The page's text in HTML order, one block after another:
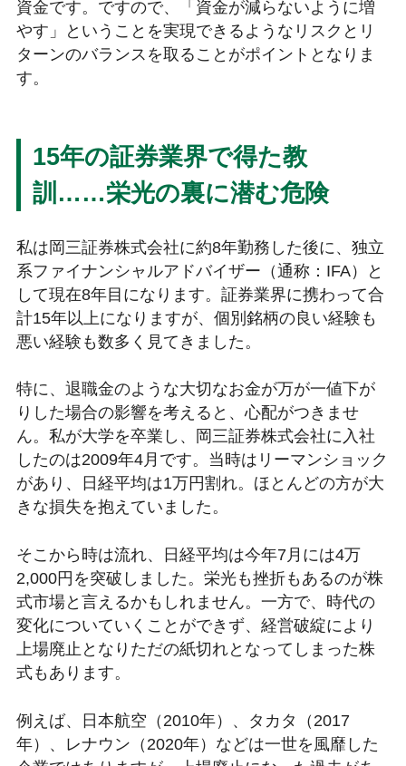
資金です。ですので、「資金が減らないように増
やす」ということを実現できるようなリスクとリ
ターンのバランスを取ることがポイントとなりま
す。
15年の証券業界で得た教
訓……栄光の裏に潜む危険
私は岡三証券株式会社に約8年勤務した後に、独立
系ファイナンシャルアドバイザー（通称：IFA）と
して現在8年目になります。証券業界に携わって合
計15年以上になりますが、個別銘柄の良い経験も
悪い経験も数多く見てきました。
特に、退職金のような大切なお金が万が一値下が
りした場合の影響を考えると、心配がつきませ
ん。私が大学を卒業し、岡三証券株式会社に入社
したのは2009年4月です。当時はリーマンショック
があり、日経平均は1万円割れ。ほとんどの方が大
きな損失を抱えていました。
そこから時は流れ、日経平均は今年7月には4万
2,000円を突破しました。栄光も挫折もあるのが株
式市場と言えるかもしれません。一方で、時代の
変化についていくことができず、経営破綻により
上場廃止となりただの紙切れとなってしまった株
式もあります。
例えば、日本航空（2010年）、タカタ（2017
年）、レナウン（2020年）などは一世を風靡した